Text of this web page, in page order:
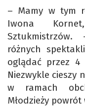
– Mamy w tym
Iwona
różnych
oglądać przez
Niezwykle cieszy
w ramach
Młodzieży